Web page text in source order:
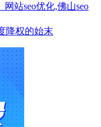
站seo优化,佛山seo
降权的始末